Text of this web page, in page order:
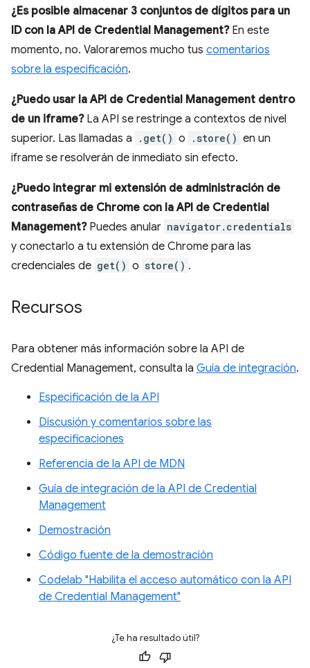
¿Es posible almacenar 3 conjuntos de dígitos para un
ID con la API de Credential Management?En este
momento, no. Valoraremos mucho tus comentarios
sobre la especificación.
¿Puedo usar la API de Credential Management dentro
de un iframe?La API se restringe a contextos de nivel
superior. Las llamadas a
.get() o .store() en un
iframe se resolverán de inmediato sin efecto.
¿Puedo integrar mi extensión de administración de
contraseñas de Chrome con la API de Credential
Management?Puedes anular navigator.credentials
y conectarlo a tu extensión de Chrome para las
credenciales de get() o store() .
Recursos
Para obtener más información sobre la API de
Credential Management, consulta la Guía de integración.
Especificación de la API
Discusión y comentarios sobre las
especificaciones
Referencia de la API de MDN
Guía de integración de la API de Credential
Management
Demostración
Código fuente de la demostración
Codelab "Habilita el acceso automático con la API
de Credential Management"
¿Te ha resultado útil?